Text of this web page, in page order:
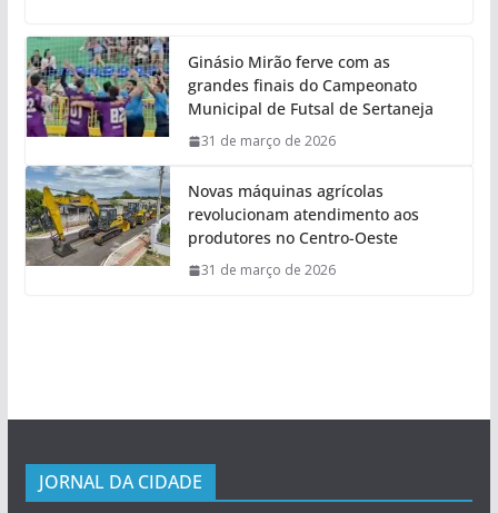
Ginásio Mirão ferve com as
grandes finais do Campeonato
Municipal de Futsal de Sertaneja
31 de março de 2026
Novas máquinas agrícolas
revolucionam atendimento aos
produtores no Centro-Oeste
31 de março de 2026
JORNAL DA CIDADE